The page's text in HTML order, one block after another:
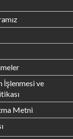
İşlenmesi ve
Metni